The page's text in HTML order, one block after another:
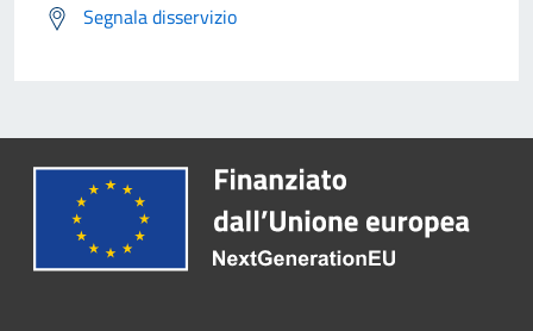
Segnala disservizio